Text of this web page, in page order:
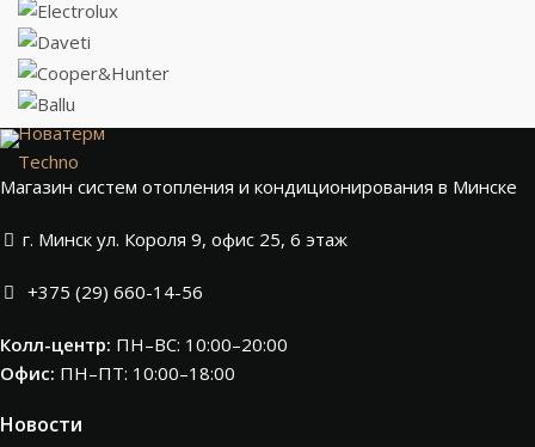
Новатерм
Techno
Магазин систем отопления и кондиционирования в Минске
г. Минск ул. Короля 9, офис 25, 6 этаж
+375 (29) 660-14-56
Колл-центр: ПН–ВС: 10:00–20:00​
Офис: ПН–ПТ: 10:00–18:00
Новости